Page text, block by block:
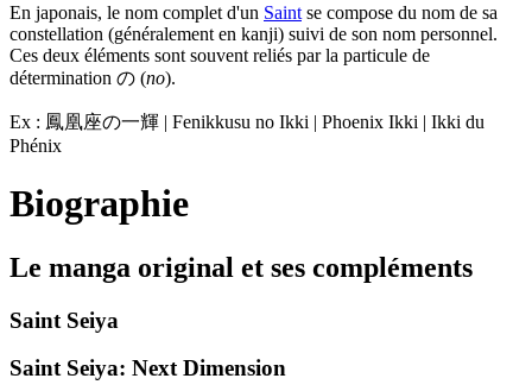
En japonais, le nom complet d'un Saint se compose du nom de sa
constellation (généralement en kanji) suivi de son nom personnel.
Ces deux éléments sont souvent reliés par la particule de
détermination の (no).
Ex : 鳳凰座の一輝 | Fenikkusu no Ikki | Phoenix Ikki | Ikki du
Phénix
Biographie
Le manga original et ses compléments
Saint Seiya
Saint Seiya: Next Dimension